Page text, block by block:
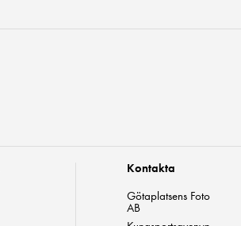
Kontakta
Götaplatsens Foto
AB